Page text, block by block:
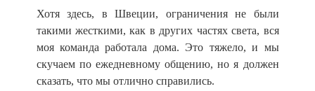
Хотя здесь, в Швеции, ограничения не были
такими жесткими, как в других частях света, вся
моя команда работала дома. Это тяжело, и мы
скучаем по ежедневному общению, но я должен
сказать, что мы отлично справились.